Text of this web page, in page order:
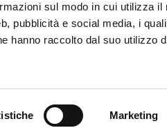
sul modo in cui utilizza il
pubblicità e social media, i
hanno raccolto dal suo utilizzo
Marketing
35043 Monselice (PD)